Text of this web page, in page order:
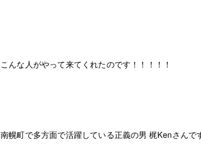
こんな人がやって来てくれたのです！！！！！
南幌町で多方面で活躍している正義の男 梶Kenさんで